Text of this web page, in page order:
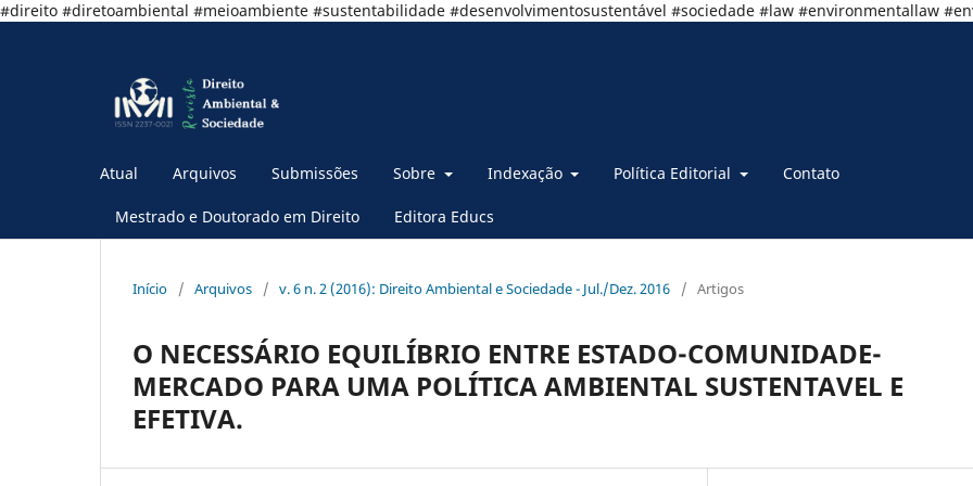
#direito #diretoambiental #meioambiente #sustentabilidade #desenvolvimentosustentável #sociedade #law #environmentallaw
Atual Arquivos Submissões Sobre Indexação Política Editorial Contato
Mestrado e Doutorado em Direito Editora Educs
Início / Arquivos / v. 6 n. 2 (2016): Direito Ambiental e Sociedade - Jul./Dez. 2016 / Artigos
O NECESSÁRIO EQUILÍBRIO ENTRE ESTADO-COMUNIDADE-
MERCADO PARA UMA POLÍTICA AMBIENTAL SUSTENTAVEL E
EFETIVA.